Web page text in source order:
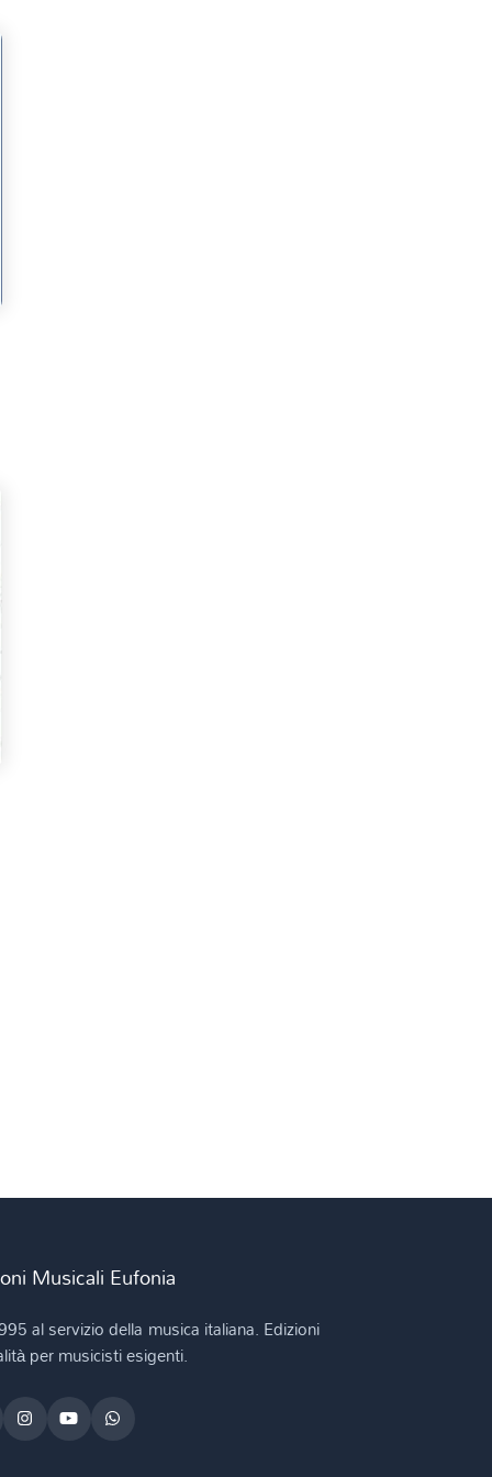
Musicali Eufonia
al servizio della musica italiana. Edizioni
per musicisti esigenti.